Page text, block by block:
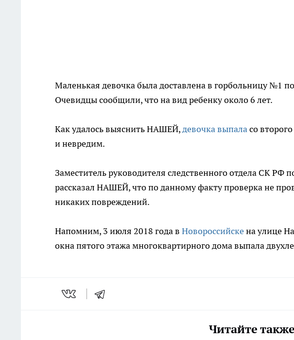
Маленькая девочка была доставлена в горбольницу №1
Очевидцы сообщили, что на вид ребенку около 6 лет.
Как удалось выяснить НАШЕЙ,девочка выпаласо
и невредим.
Заместитель руководителя следственного отдела СК РФ
рассказал НАШЕЙ, что по данному факту проверка не
никаких повреждений.
Напомним, 3 июля 2018 года в Новороссийскена улице
окна пятого этажа многоквартирного дома выпала
Читайте